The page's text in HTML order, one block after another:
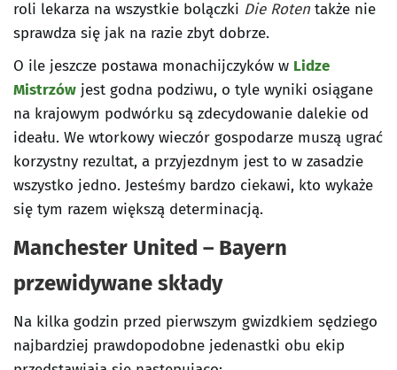
roli lekarza na wszystkie bolączki Die Roten także nie
sprawdza się jak na razie zbyt dobrze.
O ile jeszcze postawa monachijczyków w Lidze
Mistrzów jest godna podziwu, o tyle wyniki osiągane
na krajowym podwórku są zdecydowanie dalekie od
ideału. We wtorkowy wieczór gospodarze muszą ugrać
korzystny rezultat, a przyjezdnym jest to w zasadzie
wszystko jedno. Jesteśmy bardzo ciekawi, kto wykaże
się tym razem większą determinacją.
Manchester United – Bayern
przewidywane składy
Na kilka godzin przed pierwszym gwizdkiem sędziego
najbardziej prawdopodobne jedenastki obu ekip